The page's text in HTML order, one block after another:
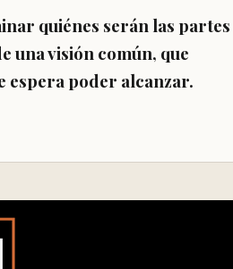
quiénes serán las partes
una visión común, que
espera poder alcanzar.